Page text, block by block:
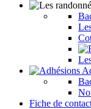
Fiche de